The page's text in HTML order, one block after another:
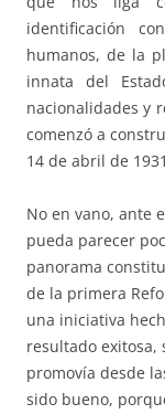
identificación
humanos, de la
innata del
nacionalidades y
comenzó a
14 de abril de
No en vano, ante
pueda parecer
panorama
de la primera
una iniciativa
resultado exitosa,
promovía desde
sido bueno,